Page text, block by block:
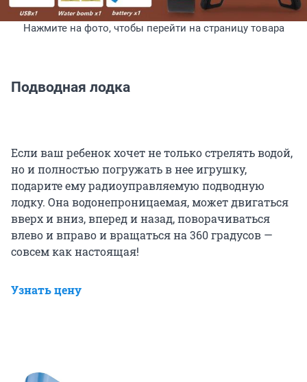
Нажмите на фото, чтобы перейти на страницу товара
Подводная лодка
Если ваш ребенок хочет не только стрелять водой,
но и полностью погружать в нее игрушку,
подарите ему радиоуправляемую подводную
лодку. Она водонепроницаемая, может двигаться
вверх и вниз, вперед и назад, поворачиваться
влево и вправо и вращаться на 360 градусов —
совсем как настоящая!
Узнать цену